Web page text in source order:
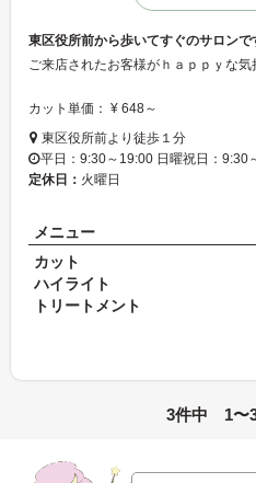
東区役所前から歩いてすぐのサロン
カット単価： ¥ 648～
東区役所前より徒歩１分
平日：9:30～19:00 日曜祝日：9:30
定休日： 火曜日
メニュー
カット
ハイライト
トリートメント
3件中 1〜